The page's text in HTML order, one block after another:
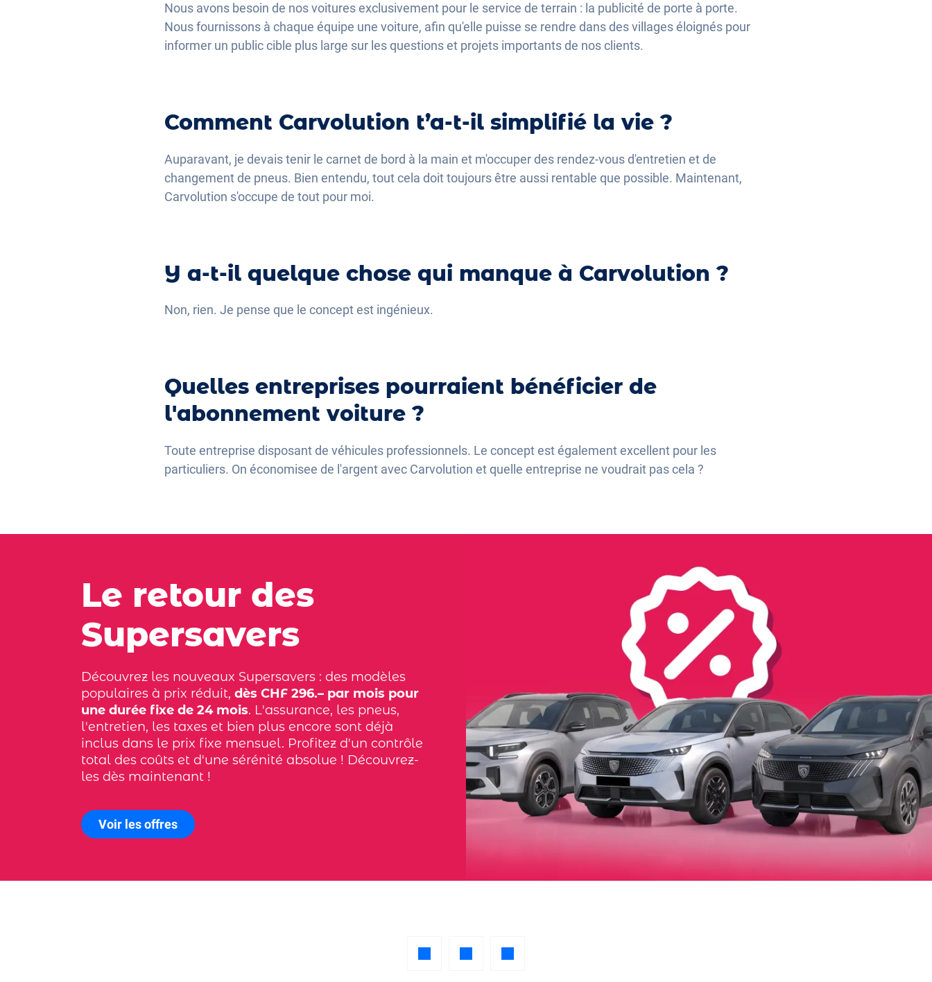
Nous avons besoin de nos voitures exclusivement pour le service de terrain : la publicité de porte à porte.
Nous fournissons à chaque équipe une voiture, afin qu'elle puisse se rendre dans des villages éloignés pour
informer un public cible plus large sur les questions et projets importants de nos clients.
Comment Carvolution t’a-t-il simplifié la vie ?
Auparavant, je devais tenir le carnet de bord à la main et m'occuper des rendez-vous d'entretien et de
changement de pneus. Bien entendu, tout cela doit toujours être aussi rentable que possible. Maintenant,
Carvolution s'occupe de tout pour moi.
Y a-t-il quelque chose qui manque à Carvolution ?
Non, rien. Je pense que le concept est ingénieux.
Quelles entreprises pourraient bénéficier de
l'abonnement voiture ?
Toute entreprise disposant de véhicules professionnels. Le concept est également excellent pour les
particuliers. On économisee de l'argent avec Carvolution et quelle entreprise ne voudrait pas cela ?
Le retour des
Supersavers
Découvrez les nouveaux Supersavers : des modèles
populaires à prix réduit, dès CHF 296.– par mois pour
une durée fixe de 24 mois. L'assurance, les pneus,
l'entretien, les taxes et bien plus encore sont déjà
inclus dans le prix fixe mensuel. Profitez d'un contrôle
total des coûts et d'une sérénité absolue ! Découvrez-
les dès maintenant !
Voir les offres